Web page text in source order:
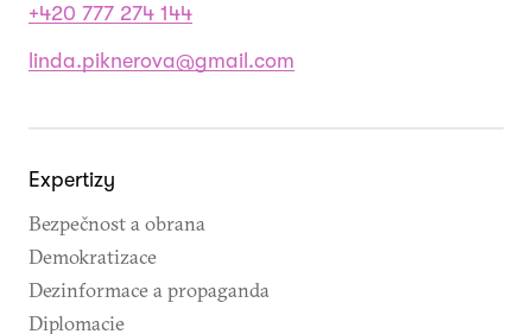
+420 777 274 144
linda.piknerova@gmail.com
Expertizy
Bezpečnost a obrana
Demokratizace
Dezinformace a propaganda
Diplomacie